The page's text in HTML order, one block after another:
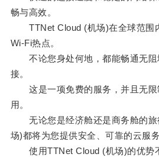
畅与高效。
TTNet Cloud (机场)在全球范围
Wi-Fi热点。
不论您身处何地，都能畅通无阻
接。
这是一项免费的服务，并且无限
用。
无论您是经济舱还是商务舱的旅
场)都将为您提供安全、可靠的云服务
使用TTNet Cloud (机场)的优势